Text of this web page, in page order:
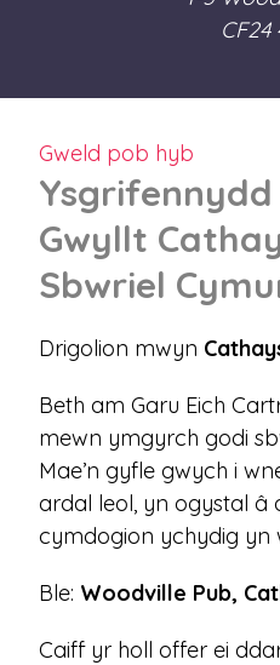
Gweld pob hyb
Gwyllt
Sbwriel
Drigolion mwyn
Beth am Garu Eich
mewn ymgyrch godi
Mae’n gyfle gwych i
ardal leol, yn ogystal â
cymdogion ychydig yn
Ble: Woodville Pub,
Caiff yr holl offer ei
CF24